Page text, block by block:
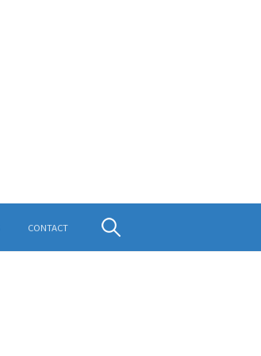
CONTACT Rechercher :